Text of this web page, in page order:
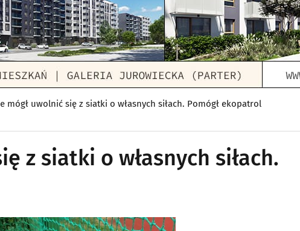
mógł uwolnić się z siatki o własnych siłach. Pomógł ekopatrol
z siatki o własnych siłach.